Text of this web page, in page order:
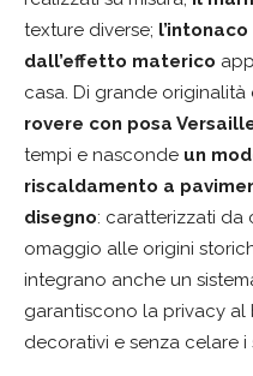
texture diverse;
dall’effetto materico
casa. Di grande
rovere con posa
tempi e nasconde un
riscaldamento a
disegno: caratterizzati da
omaggio alle origini
integrano anche un
garantiscono la privacy al
decorativi e senza celare i